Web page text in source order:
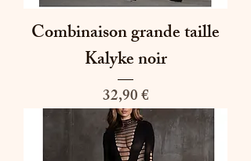
Combinaison grande taille
Kalyke noir
Prix
32,90 €